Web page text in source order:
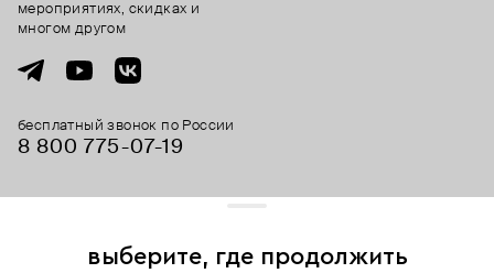
бесплатный звонок по России
8 800 775⁠-07⁠-19
мероприятиях, скидках и
многом другом
выберите, где продолжить